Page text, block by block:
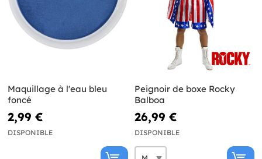
Maquillage à l'eau bleu
foncé
2,99 €
DISPONIBLE
Peignoir de boxe Rocky
Balboa
26,99 €
DISPONIBLE